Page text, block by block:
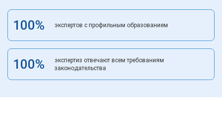
100% экспертов с профильным образованием
100%
экспертиз отвечают всем требованиям
законодательства